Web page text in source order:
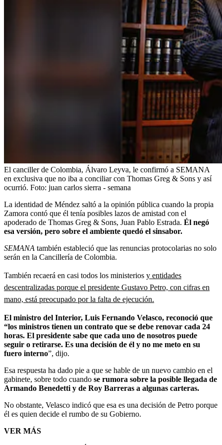
El canciller de Colombia, Álvaro Leyva, le confirmó a SEMANA
en exclusiva que no iba a conciliar con Thomas Greg & Sons y así
ocurrió. Foto: juan carlos sierra - semana
La identidad de Méndez saltó a la opinión pública cuando la propia
Zamora contó que él tenía posibles lazos de amistad con el
apoderado de Thomas Greg & Sons, Juan Pablo Estrada. Él negó
esa versión, pero sobre el ambiente quedó el sinsabor.
SEMANA también estableció que las renuncias protocolarias no solo
serán en la Cancillería de Colombia.
También recaerá en casi todos los ministerios y entidades
descentralizadas porque el presidente Gustavo Petro, con cifras en
mano, está preocupado por la falta de ejecución.
El ministro del Interior, Luis Fernando Velasco, reconoció que
“los ministros tienen un contrato que se debe renovar cada 24
horas. El presidente sabe que cada uno de nosotros puede
seguir o retirarse. Es una decisión de él y no me meto en su
fuero interno”, dijo.
Esa respuesta ha dado pie a que se hable de un nuevo cambio en el
gabinete, sobre todo cuando se rumora sobre la posible llegada de
Armando Benedetti y de Roy Barreras a algunas carteras.
No obstante, Velasco indicó que esa es una decisión de Petro porque
él es quien decide el rumbo de su Gobierno.
VER MÁS